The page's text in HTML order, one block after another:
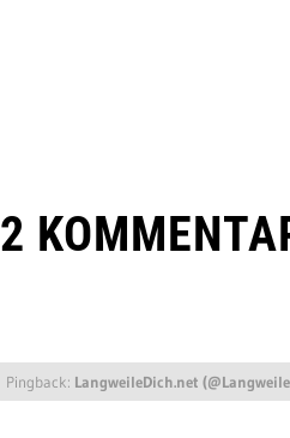
2
Pingback: LangweileDich.net